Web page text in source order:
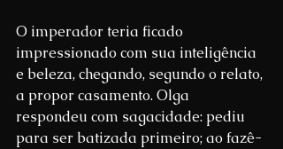
O imperador teria ficado
impressionado com sua inteligência
e beleza, chegando, segundo o relato,
a propor casamento. Olga
respondeu com sagacidade: pediu
para ser batizada primeiro; ao fazê-